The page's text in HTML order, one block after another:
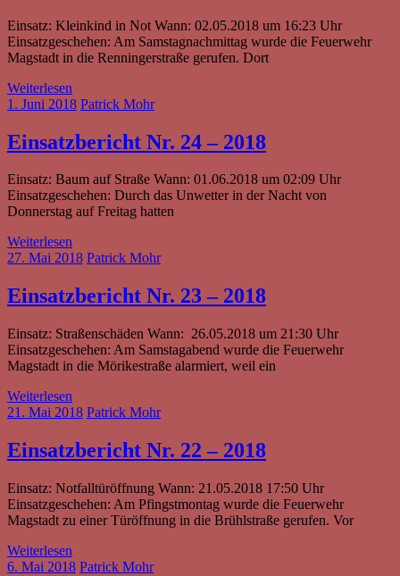
Einsatz: Kleinkind in Not Wann: 02.05.2018 um 16:23 Uhr
Einsatzgeschehen: Am Samstagnachmittag wurde die Feuerwehr
Magstadt in die Renningerstraße gerufen. Dort
Weiterlesen
1. Juni 2018 Patrick Mohr
Einsatzbericht Nr. 24 – 2018
Einsatz: Baum auf Straße Wann: 01.06.2018 um 02:09 Uhr
Einsatzgeschehen: Durch das Unwetter in der Nacht von
Donnerstag auf Freitag hatten
Weiterlesen
27. Mai 2018 Patrick Mohr
Einsatzbericht Nr. 23 – 2018
Einsatz: Straßenschäden Wann: 26.05.2018 um 21:30 Uhr
Einsatzgeschehen: Am Samstagabend wurde die Feuerwehr
Magstadt in die Mörikestraße alarmiert, weil ein
Weiterlesen
21. Mai 2018 Patrick Mohr
Einsatzbericht Nr. 22 – 2018
Einsatz: Notfalltüröffnung Wann: 21.05.2018 17:50 Uhr
Einsatzgeschehen: Am Pfingstmontag wurde die Feuerwehr
Magstadt zu einer Türöffnung in die Brühlstraße gerufen. Vor
Weiterlesen
6. Mai 2018 Patrick Mohr